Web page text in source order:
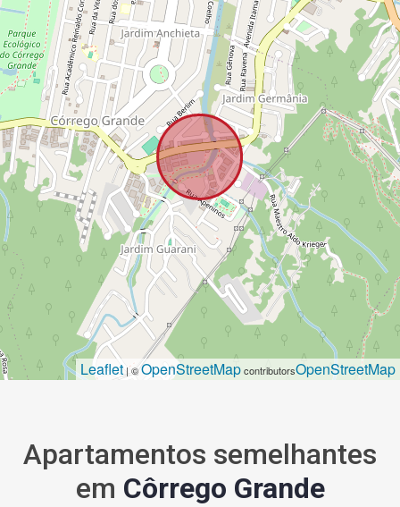
Leaflet| ©OpenStreetMapcontributorsOpenStreetMap
Apartamentos semelhantes
em Côrrego Grande